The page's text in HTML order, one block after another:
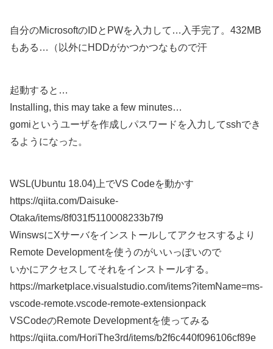
自分のMicrosoftのIDとPWを入力して…入手完了。432MB
もある…（以外にHDDがかつかつなもので汗
起動すると…
Installing, this may take a few minutes…
gomiというユーザを作成しパスワードを入力してsshでき
るようになった。
WSL(Ubuntu 18.04)上でVS Codeを動かす
https://qiita.com/Daisuke-
Otaka/items/8f031f5110008233b7f9
WinswsにXサーバをインストールしてアクセスするより
Remote Developmentを使うのがいいっぽいので
いかにアクセスしてそれをインストールする。
https://marketplace.visualstudio.com/items?itemName=ms-
vscode-remote.vscode-remote-extensionpack
VSCodeのRemote Developmentを使ってみる
https://qiita.com/HoriThe3rd/items/b2f6c440f096106cf89e